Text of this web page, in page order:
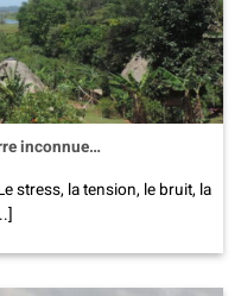
inconnue…
stress, la tension, le bruit, la